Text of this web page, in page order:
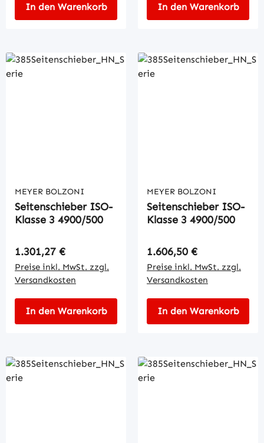
In den Warenkorb In den Warenkorb
MEYER BOLZONI
Seitenschieber ISO-
Klasse 3 4900/500
Regulärer Preis:
1.301,27 €
Preise inkl. MwSt. zzgl.
Versandkosten
In den Warenkorb
MEYER BOLZONI
Seitenschieber ISO-
Klasse 3 4900/500
Regulärer Preis:
1.606,50 €
Preise inkl. MwSt. zzgl.
Versandkosten
In den Warenkorb